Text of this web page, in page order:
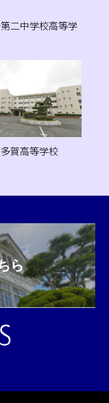
二中学校高等学
賀高等学校
ら